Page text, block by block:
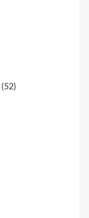
(52)